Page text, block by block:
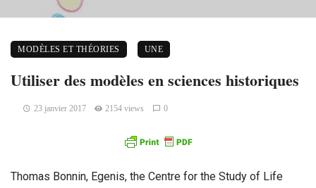
MODÈLES ET THÉORIES UNE
Utiliser des modèles en sciences historiques
23 janvier 2017 2154 views 0
Thomas Bonnin, Egenis, the Centre for the Study of Life